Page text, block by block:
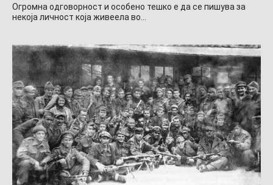
Огромна одговорност и особено тешко е да се пишува за
некоја личност која живеела во…